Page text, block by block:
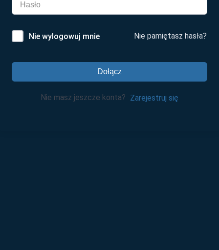
Nie wylogowuj mnie Nie pamiętasz hasła?
Dołącz
Nie masz jeszcze konta? Zarejestruj się